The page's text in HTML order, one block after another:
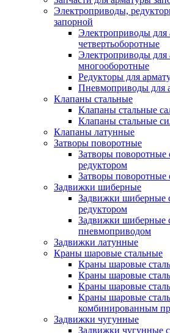
Электроприводы,
запорной
Электроприводы для
четвертьоборотные
Электроприводы для
многооборотные
Редукторы для
Пневмоприводы для
Клапаны стальные
Клапаны стальные
Клапаны стальные
Клапаны латунные
Затворы поворотные
Затворы поворотные
редуктором
Затворы поворотные
Задвижки шиберные
Задвижки шиберные
редуктором
Задвижки шиберные
пневмоприводом
Задвижки латунные
Краны шаровые стальные
Краны шаровые
Краны шаровые
Краны шаровые
Краны шаровые
комбинированным
Задвижки чугунные
Задвижки чугунные